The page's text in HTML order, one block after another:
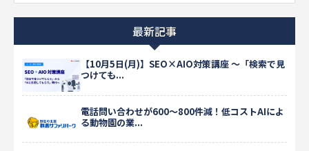
最新記事
【10月5日(月)】SEO×AIO対策講座 ～「検索で見
つけても...
電話問い合わせが600〜800件減！低コストAIによ
る動物園の業...